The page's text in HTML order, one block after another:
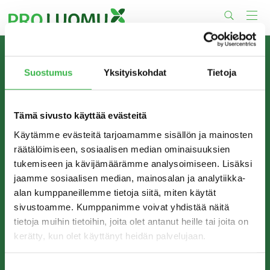
Suostumus Yksityiskohdat Tietoja
Tämä sivusto käyttää evästeitä
Käytämme evästeitä tarjoamamme sisällön ja mainosten
räätälöimiseen, sosiaalisen median ominaisuuksien
tukemiseen ja kävijämäärämme analysoimiseen. Lisäksi
jaamme sosiaalisen median, mainosalan ja analytiikka-
alan kumppaneillemme tietoja siitä, miten käytät
sivustoamme. Kumppanimme voivat yhdistää näitä
tietoja muihin tietoihin, joita olet antanut heille tai joita on
kerätty, kun olet käyttänyt heidän palvelujaan.
to
content
TIETOA MEISTÄ
Pro Luomu on luomualan yhteistyöorganisaatio, joka